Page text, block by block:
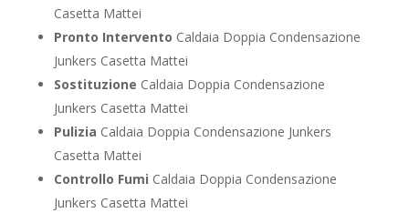
Casetta Mattei
Pronto Intervento Caldaia Doppia Condensazione
Junkers Casetta Mattei
Sostituzione Caldaia Doppia Condensazione
Junkers Casetta Mattei
Pulizia Caldaia Doppia Condensazione Junkers
Casetta Mattei
Controllo Fumi Caldaia Doppia Condensazione
Junkers Casetta Mattei